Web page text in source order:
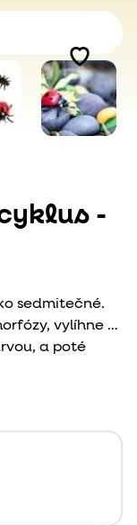
-
sedmitečné.
vylíhne se
a poté
beruška.
tato